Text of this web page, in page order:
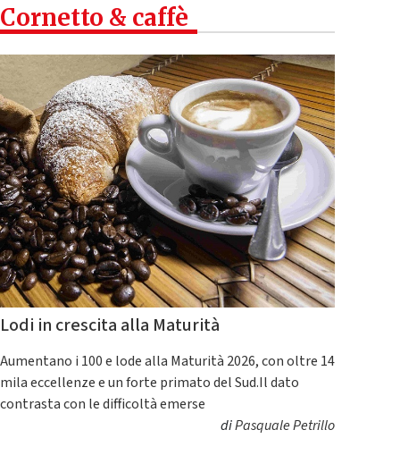
Cornetto & caffè
Lodi in crescita alla Maturità
Aumentano i 100 e lode alla Maturità 2026, con oltre 14
mila eccellenze e un forte primato del Sud.Il dato
contrasta con le difficoltà emerse
diPasquale Petrillo